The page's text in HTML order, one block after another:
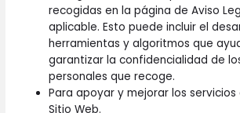
recogidas en la página de Aviso
aplicable. Esto puede incluir el
herramientas y algoritmos que
garantizar la confidencialidad de
personales que recoge.
Para apoyar y mejorar los
Sitio Web.